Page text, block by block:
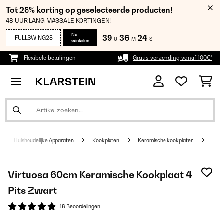
Tot 28% korting op geselecteerde producten!
48 UUR LANG MASSALE KORTINGEN!
FULLSWING28
Nu
winkelen
39 U 36 M 23 S
Flexibele betalingen Gratis verzending vanaf 100€*
Huishoudelijke Apparaten Kookplaten Keramische kookplaten
Virtuosa 60cm Keramische Kookplaat 4
Pits Zwart
18 Beoordelingen